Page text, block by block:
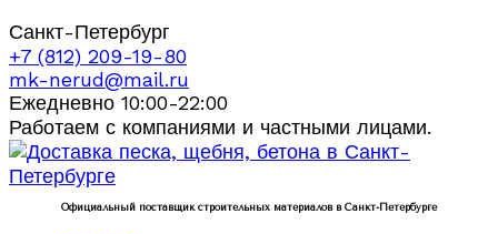
Санкт-Петербург
+7 (812) 209-19-80
mk-nerud@mail.ru
Ежедневно 10:00-22:00
Работаем с компаниями и частными лицами.
Официальный поставщик строительных материалов в Санкт-Петербурге